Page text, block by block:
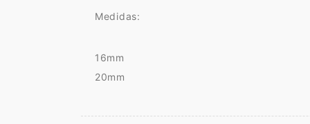
Medidas:
16mm
20mm